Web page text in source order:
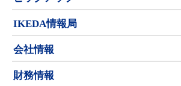
IKEDA情報局
会社情報
財務情報